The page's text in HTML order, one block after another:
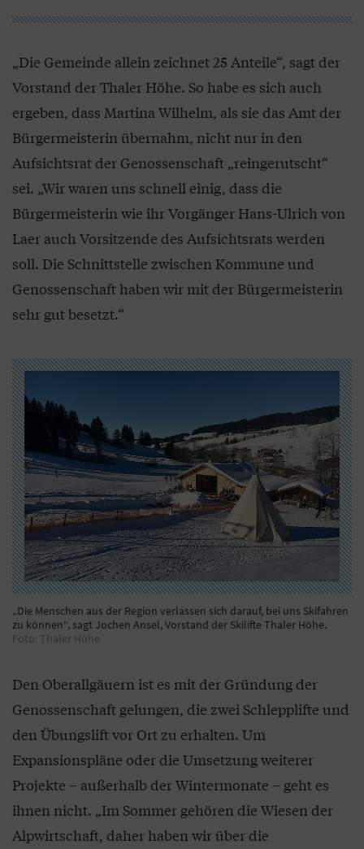
„Die Gemeinde allein zeichnet 25 Anteile“, sagt der
Vorstand der Thaler Höhe. So habe es sich auch
ergeben, dass Martina Wilhelm, als sie das Amt der
Bürgermeisterin übernahm, nicht nur in den
Aufsichtsrat der Genossenschaft „reingerutscht“
sei. „Wir waren uns schnell einig, dass die
Bürgermeisterin wie ihr Vorgänger Hans-Ulrich von
Laer auch Vorsitzende des Aufsichtsrats werden
soll. Die Schnittstelle zwischen Kommune und
Genossenschaft haben wir mit der Bürgermeisterin
sehr gut besetzt.“
„Die Menschen aus der Region verlassen sich darauf, bei uns Skifahren
zu können“, sagt Jochen Ansel, Vorstand der Skilifte Thaler Höhe.
Foto: Thaler Höhe
Den Oberallgäuern ist es mit der Gründung der
Genossenschaft gelungen, die zwei Schlepplifte und
den Übungslift vor Ort zu erhalten. Um
Expansionspläne oder die Umsetzung weiterer
Projekte – außerhalb der Wintermonate – geht es
ihnen nicht. „Im Sommer gehören die Wiesen der
Alpwirtschaft, daher haben wir über die